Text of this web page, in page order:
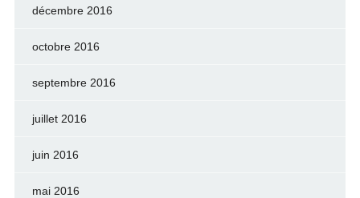
décembre 2016
octobre 2016
septembre 2016
juillet 2016
juin 2016
mai 2016